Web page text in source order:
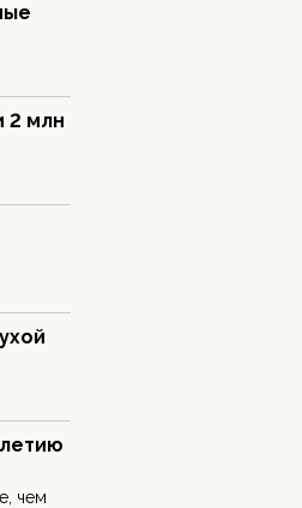
2 млн
чем